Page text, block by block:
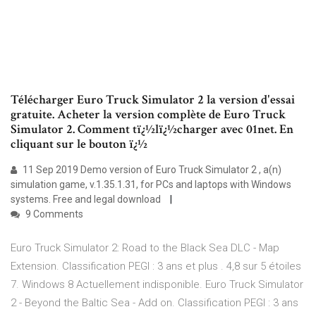
Télécharger Euro Truck Simulator 2 la version d'essai
gratuite. Acheter la version complète de Euro Truck
Simulator 2. Comment tï¿½lï¿½charger avec 01net. En
cliquant sur le bouton ï¿½
11 Sep 2019 Demo version of Euro Truck Simulator 2 , a(n)
simulation game, v.1.35.1.31, for PCs and laptops with Windows
systems. Free and legal download
9 Comments
Euro Truck Simulator 2: Road to the Black Sea DLC - Map
Extension. Classification PEGI : 3 ans et plus . 4,8 sur 5 étoiles
7. Windows 8 Actuellement indisponible. Euro Truck Simulator
2 - Beyond the Baltic Sea - Add on. Classification PEGI : 3 ans